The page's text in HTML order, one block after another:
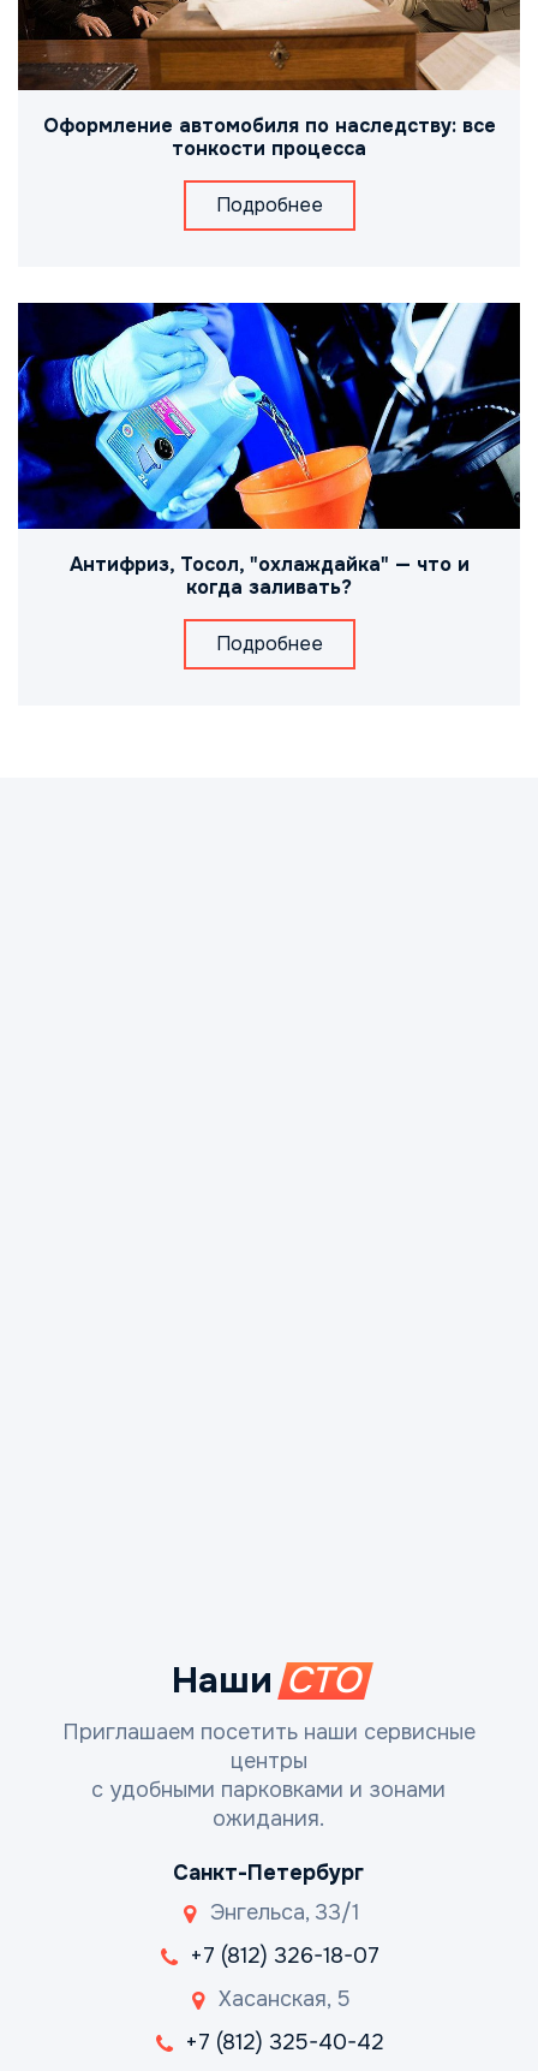
Оформление автомобиля по наследству: все
тонкости процесса
Подробнее
Антифриз, Тосол, "охлаждайка" — что и
когда заливать?
Подробнее
Наши СТО
Приглашаем посетить наши сервисные
центры
с удобными парковками и зонами
ожидания.
Санкт-Петербург
Энгельса, 33/1
+7 (812) 326-18-07
Хасанская, 5
+7 (812) 325-40-42